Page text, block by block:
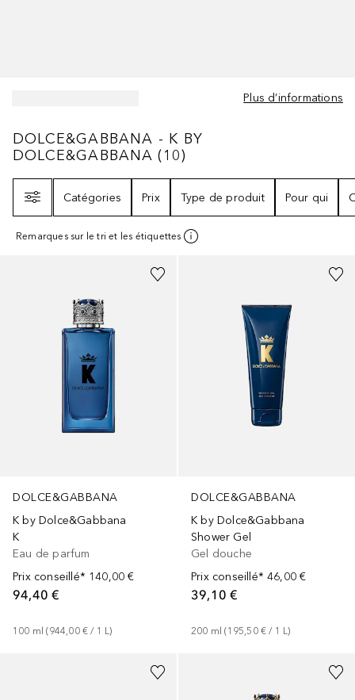
Plus d’informations
DOLCE&GABBANA - K BY
DOLCE&GABBANA - K BY
DOLCE&GABBANA (10)
Catégories
Prix Type de produit Pour qui
Remarques sur le tri et les étiquettes
DOLCE&GABBANA
K by Dolce&Gabbana
K
Eau de parfum
Prix conseillé* 140,00 €
94,40 €
100 ml (944,00 € / 1 L)
DOLCE&GABBANA
K by Dolce&Gabbana
Shower Gel
Gel douche
Prix conseillé* 46,00 €
39,10 €
200 ml (195,50 € / 1 L)